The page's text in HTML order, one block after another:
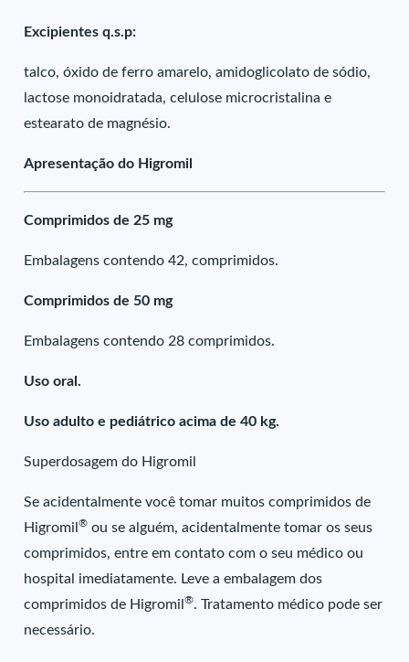
Excipientes q.s.p:
talco, óxido de ferro amarelo, amidoglicolato de sódio,
lactose monoidratada, celulose microcristalina e
estearato de magnésio.
Apresentação do Higromil
Comprimidos de 25 mg
Embalagens contendo 42, comprimidos.
Comprimidos de 50 mg
Embalagens contendo 28 comprimidos.
Uso oral.
Uso adulto e pediátrico acima de 40 kg.
Superdosagem do Higromil
Se acidentalmente você tomar muitos comprimidos de
Higromil® ou se alguém, acidentalmente tomar os seus
comprimidos, entre em contato com o seu médico ou
hospital imediatamente. Leve a embalagem dos
comprimidos de Higromil®. Tratamento médico pode ser
necessário.